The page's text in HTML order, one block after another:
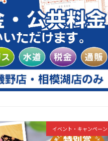
イベント・キャンペーン